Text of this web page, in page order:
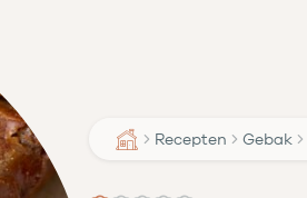
Recepten Gebak